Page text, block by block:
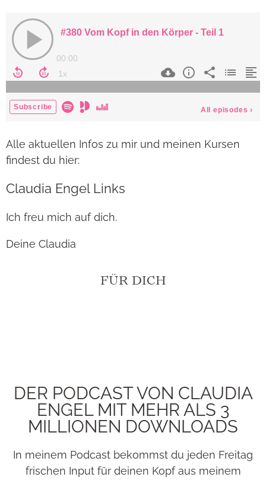
Alle aktuellen Infos zu mir und meinen Kursen
findest du hier:
Claudia Engel Links
Ich freu mich auf dich.
Deine Claudia
FÜR DICH
DER PODCAST VON CLAUDIA
ENGEL MIT MEHR ALS 3
MILLIONEN DOWNLOADS
In meinem Podcast bekommst du jeden Freitag
frischen Input für deinen Kopf aus meinem